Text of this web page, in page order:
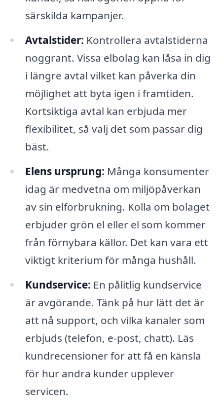
särskilda kampanjer.
Avtalstider: Kontrollera avtalstiderna
noggrant. Vissa elbolag kan låsa in dig
i längre avtal vilket kan påverka din
möjlighet att byta igen i framtiden.
Kortsiktiga avtal kan erbjuda mer
flexibilitet, så välj det som passar dig
bäst.
Elens ursprung: Många konsumenter
idag är medvetna om miljöpåverkan
av sin elförbrukning. Kolla om bolaget
erbjuder grön el eller el som kommer
från förnybara källor. Det kan vara ett
viktigt kriterium för många hushåll.
Kundservice: En pålitlig kundservice
är avgörande. Tänk på hur lätt det är
att nå support, och vilka kanaler som
erbjuds (telefon, e-post, chatt). Läs
kundrecensioner för att få en känsla
för hur andra kunder upplever
servicen.